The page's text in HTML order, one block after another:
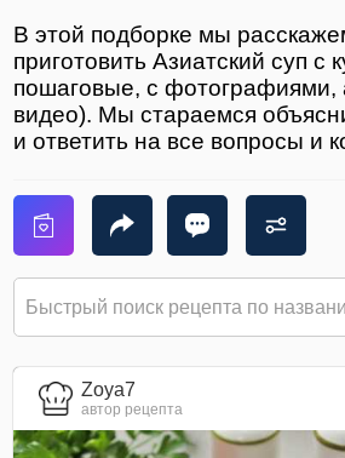
В этой подборке мы
приготовить Азиатский суп с
пошаговые, с фотографиями,
видео). Мы стараемся
и ответить на все вопросы и
Zoya7
автор рецепта